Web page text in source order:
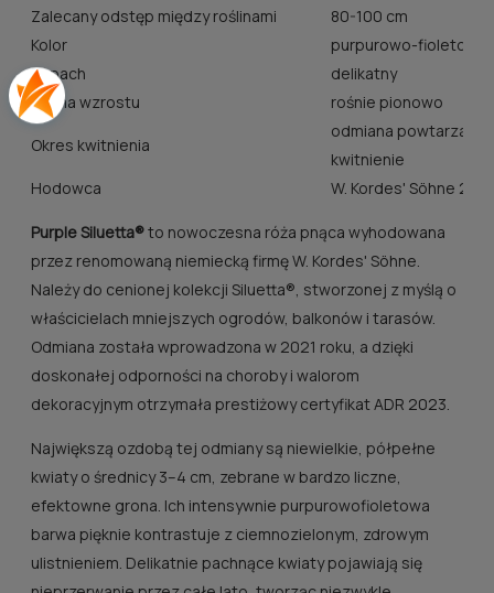
Zalecany odstęp między roślinami
80-100 cm
Kolor
purpurowo-fioletowy
Zapach
delikatny
Forma wzrostu
rośnie pionowo
Okres kwitnienia
odmiana
kwitnienie
Hodowca
W. Kordes' Söhne 2021
Purple Siluetta®to nowoczesna róża pnąca wyhodowana
przez renomowaną niemiecką firmę W. Kordes' Söhne.
Należy do cenionej kolekcji Siluetta®, stworzonej z myślą o
właścicielach mniejszych ogrodów, balkonów i tarasów.
Odmiana została wprowadzona w 2021 roku, a dzięki
doskonałej odporności na choroby i walorom
dekoracyjnym otrzymała prestiżowy certyfikat ADR 2023.
Największą ozdobą tej odmiany są niewielkie, półpełne
kwiaty o średnicy 3–4 cm, zebrane w bardzo liczne,
efektowne grona. Ich intensywnie purpurowofioletowa
barwa pięknie kontrastuje z ciemnozielonym, zdrowym
ulistnieniem. Delikatnie pachnące kwiaty pojawiają się